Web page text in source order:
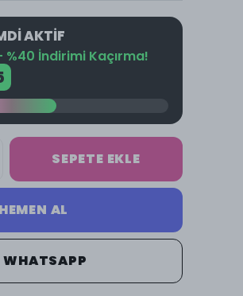
AKTİF
%40 İndirimi Kaçırma!
SEPETE EKLE
HEMEN AL
WHATSAPP